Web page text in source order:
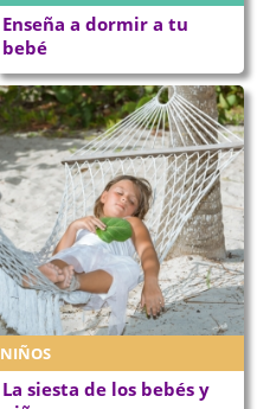
Enseña a dormir a tu
bebé
NIÑOS
La siesta de los bebés y